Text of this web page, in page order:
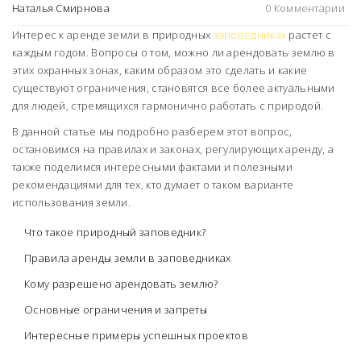
Наталья Смирнова
0 Комментарии
Интерес к аренде земли в природных заповедниках растет с
каждым годом. Вопросы о том, можно ли арендовать землю в
этих охранных зонах, каким образом это сделать и какие
существуют ограничения, становятся все более актуальными
для людей, стремящихся гармонично работать с природой.
В данной статье мы подробно разберем этот вопрос,
остановимся на правилах и законах, регулирующих аренду, а
также поделимся интересными фактами и полезными
рекомендациями для тех, кто думает о таком варианте
использования земли.
Что такое природный заповедник?
Правила аренды земли в заповедниках
Кому разрешено арендовать землю?
Основные ограничения и запреты
Интересные примеры успешных проектов